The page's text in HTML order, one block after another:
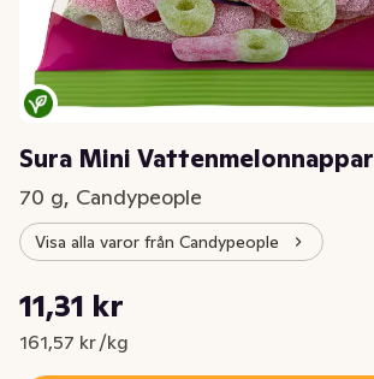
Sura Mini Vattenmelonnappar
70 g, Candypeople
Visa alla varor från Candypeople
Nuvarande pris är: 11,31 kr
11,31 kr
161,57 kr /kg
Styckpris: 161,57 kr /kg